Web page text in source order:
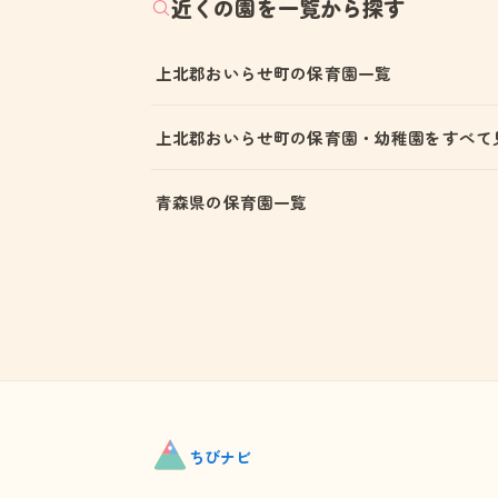
近くの園を一覧から探す
上北郡おいらせ町の保育園一覧
上北郡おいらせ町の保育園・幼稚園をすべて
青森県の保育園一覧
ちびナビ